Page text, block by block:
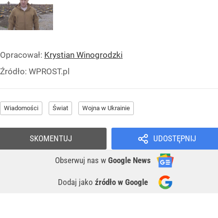
Opracował: Krystian Winogrodzki
Źródło: WPROST.pl
Wiadomości Świat Wojna w Ukrainie
UDOSTĘPNIJ
Obserwuj nas w Google News
Dodaj jako źródło w Google
SKOMENTUJ